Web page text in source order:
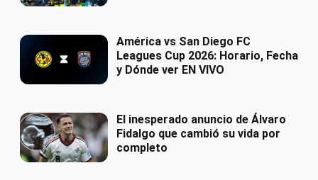
América vs San Diego FC
Leagues Cup 2026: Horario, Fecha
y Dónde ver EN VIVO
El inesperado anuncio de Álvaro
Fidalgo que cambió su vida por
completo